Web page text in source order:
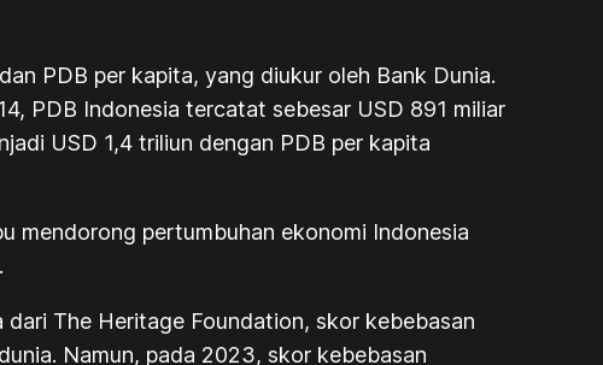
PDB per kapita, yang diukur oleh Bank Dunia.
PDB Indonesia tercatat sebesar USD 891 miliar
USD 1,4 triliun dengan PDB per kapita
mendorong pertumbuhan ekonomi Indonesia
The Heritage Foundation, skor kebebasan
Namun, pada 2023, skor kebebasan